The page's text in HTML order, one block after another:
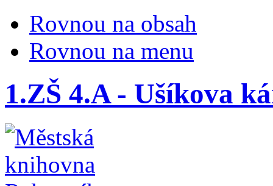
Rovnou na obsah
Rovnou na menu
1.ZŠ 4.A - Ušíkova